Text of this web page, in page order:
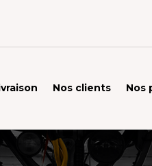
Nos clients Nos